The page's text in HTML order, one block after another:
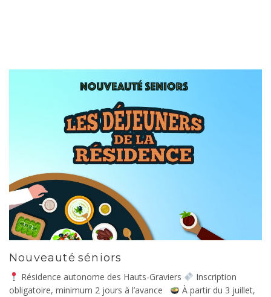
Nouveauté séniors
Résidence autonome des Hauts-Graviers
Inscription
obligatoire, minimum 2 jours à l’avance
À partir du 3 juillet,